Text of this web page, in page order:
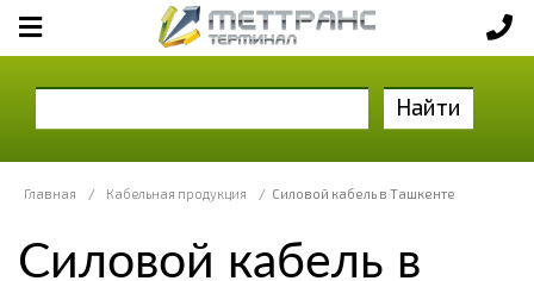
Найти
Главная / Кабельная продукция / Силовой кабель в Ташкенте
Силовой кабель в